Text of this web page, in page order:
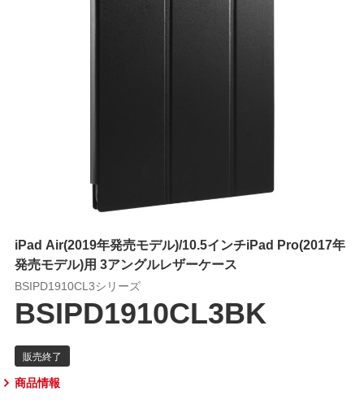
iPad Air(2019年発売モデル)/10.5インチiPad Pro(2017年
発売モデル)用 3アングルレザーケース
BSIPD1910CL3シリーズ
BSIPD1910CL3BK
商品情報